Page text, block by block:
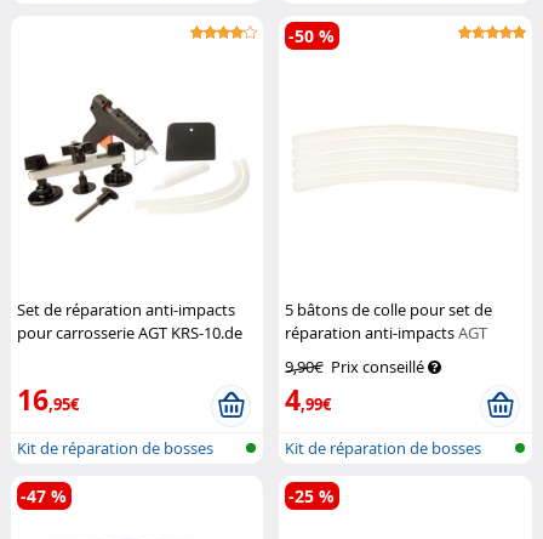
Set de réparation anti-impacts
pour carrosserie AGT KRS-10.de
16,95€
Kit de réparation de bosses
5 bâtons de colle pour set de
réparation anti-impactsAGT
9,90€ Prix conseillé
4,99€
-50 %
Kit de réparation de bosses
-47 % -25 %